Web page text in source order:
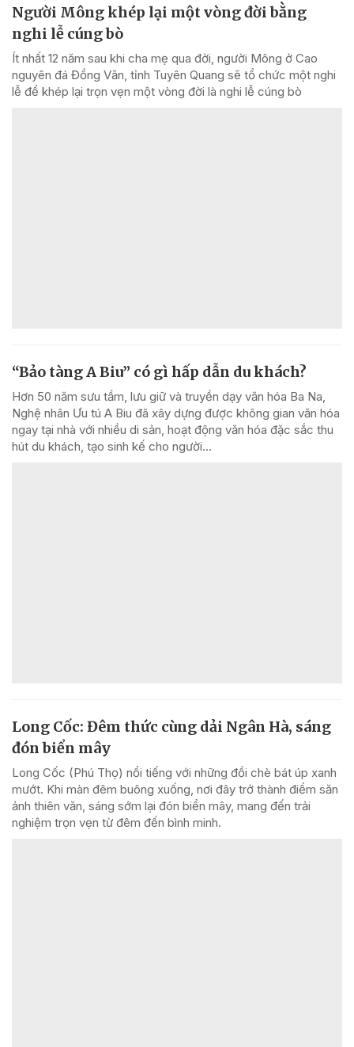
Người Mông khép lại một vòng đời bằng
nghi lễ cúng bò
Ít nhất 12 năm sau khi cha mẹ qua đời, người Mông ở Cao
nguyên đá Đồng Văn, tỉnh Tuyên Quang sẽ tổ chức một nghi
lễ để khép lại trọn vẹn một vòng đời là nghi lễ cúng bò
“Bảo tàng A Biu” có gì hấp dẫn du khách?
Hơn 50 năm sưu tầm, lưu giữ và truyền dạy văn hóa Ba Na,
Nghệ nhân Ưu tú A Biu đã xây dựng được không gian văn hóa
ngay tại nhà với nhiều di sản, hoạt động văn hóa đặc sắc thu
hút du khách, tạo sinh kế cho người...
Long Cốc: Đêm thức cùng dải Ngân Hà, sáng
đón biển mây
Long Cốc (Phú Thọ) nổi tiếng với những đồi chè bát úp xanh
mướt. Khi màn đêm buông xuống, nơi đây trở thành điểm săn
ảnh thiên văn, sáng sớm lại đón biển mây, mang đến trải
nghiệm trọn vẹn từ đêm đến bình minh.